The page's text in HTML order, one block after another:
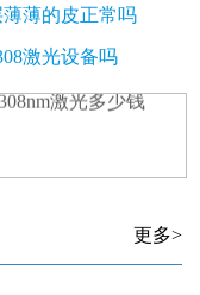
薄的皮正常吗
激光设备吗
治疗仪多少钱
更多>